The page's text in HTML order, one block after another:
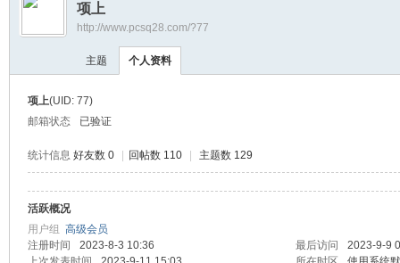
› ›
项上
http://www.pcsq28.com/?77
主题 个人资料
项上(UID: 77)
邮箱状态
已验证
统计信息 好友数 0 回帖数 110 主题数 129
活跃概况
用户组 高级会员
注册时间
2023-8-3 10:36 最后访问
2023-9-9